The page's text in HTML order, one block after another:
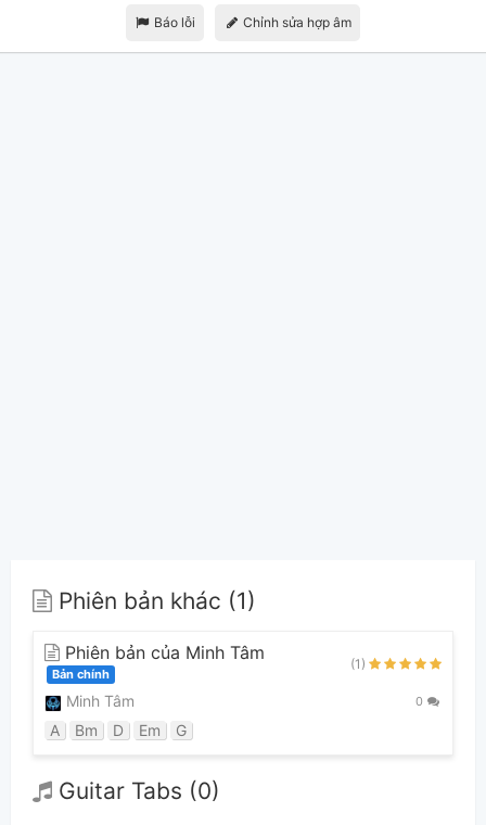
Báo lỗi Chỉnh sửa hợp âm
Phiên bản khác (1)
Phiên bản của Minh Tâm
Bản chính
(1)
Minh Tâm 0
A Bm D Em G
Guitar Tabs (0)